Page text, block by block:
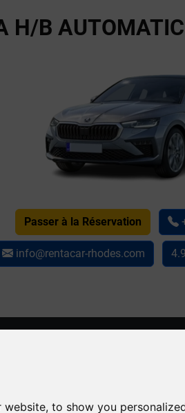
H/B AUTOMATIC
Passer à la Réservation
info@rentacar-rhodes.com
to show you